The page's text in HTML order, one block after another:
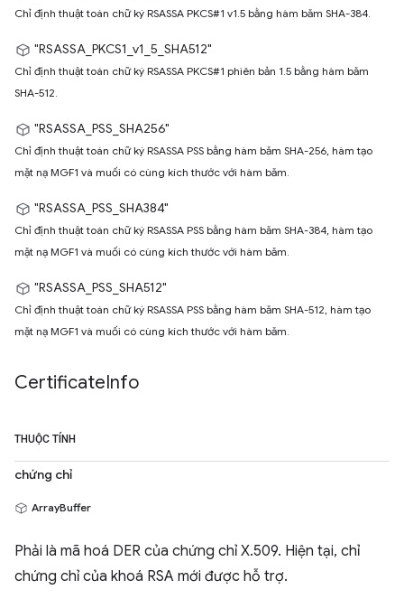
Chỉ định thuật toán chữ ký RSASSA PKCS#1 v1.5 bằng hàm băm SHA-384.
"RSASSA_PKCS1_v1_5_SHA512"
Chỉ định thuật toán chữ ký RSASSA PKCS#1 phiên bản 1.5 bằng hàm băm
SHA-512.
"RSASSA_PSS_SHA256"
Chỉ định thuật toán chữ ký RSASSA PSS bằng hàm băm SHA-256, hàm tạo
mặt nạ MGF1 và muối có cùng kích thước với hàm băm.
"RSASSA_PSS_SHA384"
Chỉ định thuật toán chữ ký RSASSA PSS bằng hàm băm SHA-384, hàm tạo
mặt nạ MGF1 và muối có cùng kích thước với hàm băm.
"RSASSA_PSS_SHA512"
Chỉ định thuật toán chữ ký RSASSA PSS bằng hàm băm SHA-512, hàm tạo
mặt nạ MGF1 và muối có cùng kích thước với hàm băm.
CertificateInfo
THUỘC TÍNH
chứng chỉ
ArrayBuffer
Phải là mã hoá DER của chứng chỉ X.509. Hiện tại, chỉ
chứng chỉ của khoá RSA mới được hỗ trợ.